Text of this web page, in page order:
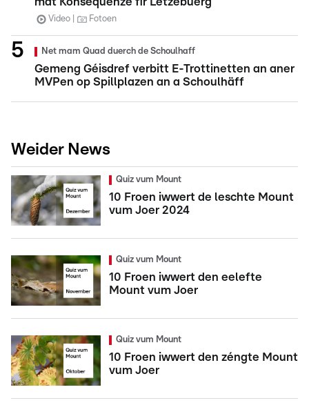
Video Fotoen
Net mam Quad duerch de Schoulhaff
Gemeng Géisdref verbitt E-Trottinetten an aner
MVPen op Spillplazen an a Schoulhäff
Weider News
Quiz vum Mount
10 Froen iwwert de leschte Mount
vum Joer 2024
Quiz vum Mount
10 Froen iwwert den eelefte
Mount vum Joer
Quiz vum Mount
10 Froen iwwert den zéngte Mount
vum Joer